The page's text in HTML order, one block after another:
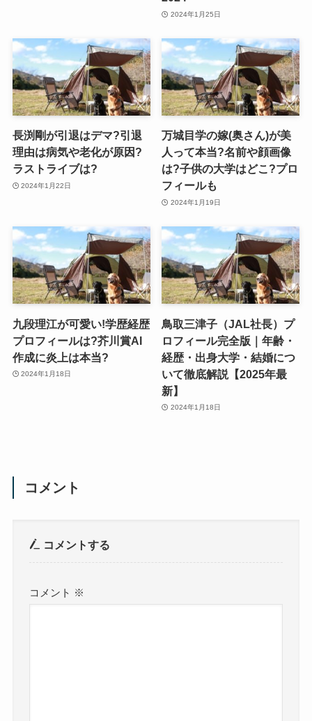
2024年1月25日
長渕剛が引退はデマ?引退
理由は病気や老化が原因?
ラストライブは?
2024年1月22日
万城目学の嫁(奥さん)が美
人って本当?名前や顔画像
は?子供の大学はどこ?プロ
フィールも
2024年1月19日
九段理江が可愛い!学歴経歴
プロフィールは?芥川賞AI
作成に炎上は本当?
2024年1月18日
鳥取三津子（JAL社長）プ
ロフィール完全版｜年齢・
経歴・出身大学・結婚につ
いて徹底解説【2025年最
新】
2024年1月18日
コメント
コメントする
コメント ※